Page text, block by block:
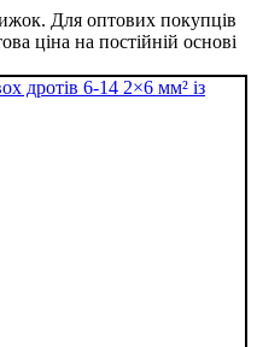
Для оптових покупців
ціна на постійній основі